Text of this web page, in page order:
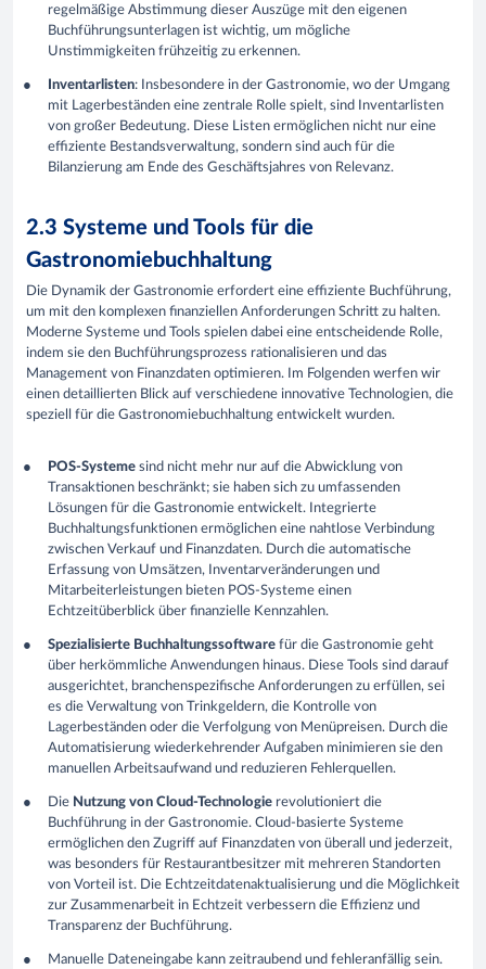
regelmäßige Abstimmung dieser Auszüge mit den eigenen
Buchführungsunterlagen ist wichtig, um mögliche
Unstimmigkeiten frühzeitig zu erkennen.
Inventarlisten: Insbesondere in der Gastronomie, wo der Umgang
mit Lagerbeständen eine zentrale Rolle spielt, sind Inventarlisten
von großer Bedeutung. Diese Listen ermöglichen nicht nur eine
effiziente Bestandsverwaltung, sondern sind auch für die
Bilanzierung am Ende des Geschäftsjahres von Relevanz.
2.3 Systeme und Tools für die
Gastronomiebuchhaltung
Die Dynamik der Gastronomie erfordert eine effiziente Buchführung,
um mit den komplexen finanziellen Anforderungen Schritt zu halten.
Moderne Systeme und Tools spielen dabei eine entscheidende Rolle,
indem sie den Buchführungsprozess rationalisieren und das
Management von Finanzdaten optimieren. Im Folgenden werfen wir
einen detaillierten Blick auf verschiedene innovative Technologien, die
speziell für die Gastronomiebuchhaltung entwickelt wurden.
POS-Systeme sind nicht mehr nur auf die Abwicklung von
Transaktionen beschränkt; sie haben sich zu umfassenden
Lösungen für die Gastronomie entwickelt. Integrierte
Buchhaltungsfunktionen ermöglichen eine nahtlose Verbindung
zwischen Verkauf und Finanzdaten. Durch die automatische
Erfassung von Umsätzen, Inventarveränderungen und
Mitarbeiterleistungen bieten POS-Systeme einen
Echtzeitüberblick über finanzielle Kennzahlen.
Spezialisierte Buchhaltungssoftware für die Gastronomie geht
über herkömmliche Anwendungen hinaus. Diese Tools sind darauf
ausgerichtet, branchenspezifische Anforderungen zu erfüllen, sei
es die Verwaltung von Trinkgeldern, die Kontrolle von
Lagerbeständen oder die Verfolgung von Menüpreisen. Durch die
Automatisierung wiederkehrender Aufgaben minimieren sie den
manuellen Arbeitsaufwand und reduzieren Fehlerquellen.
Die Nutzung von Cloud-Technologie revolutioniert die
Buchführung in der Gastronomie. Cloud-basierte Systeme
ermöglichen den Zugriff auf Finanzdaten von überall und jederzeit,
was besonders für Restaurantbesitzer mit mehreren Standorten
von Vorteil ist. Die Echtzeitdatenaktualisierung und die Möglichkeit
zur Zusammenarbeit in Echtzeit verbessern die Effizienz und
Transparenz der Buchführung.
Manuelle Dateneingabe kann zeitraubend und fehleranfällig sein.